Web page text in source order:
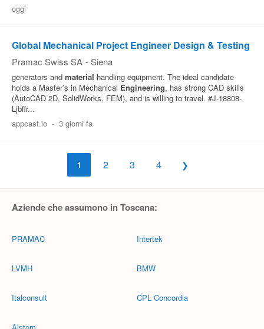
oggi
Global Mechanical Project Engineer Design & Testing
Pramac Swiss SA - Siena
generators and material handling equipment. The ideal candidate
holds a Master’s in Mechanical Engineering, has strong CAD skills
(AutoCAD 2D, SolidWorks, FEM), and is willing to travel. #J-18808-
Ljbffr...
appcast.io - 3 giorni fa
1 2 3 4
Aziende che assumono in Toscana:
PRAMAC
LVMH
Italconsult
Intertek
BMW
CPL Concordia